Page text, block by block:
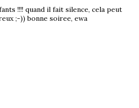
!!!! quand il fait silence, cela peut
;-)) bonne soiree, ewa